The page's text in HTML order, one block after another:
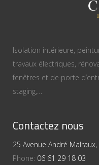
Isolation intérieure,
travaux électriques,
fenêtres et de porte
staging,…
Contactez nous
25 Avenue André
Phone: 06 61 29 18 03